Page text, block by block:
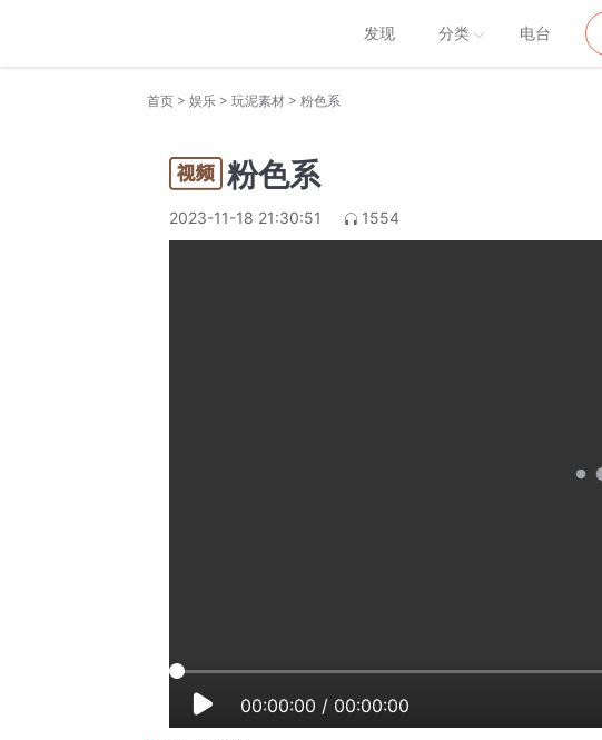
发现 分类 电台
首页 > 娱乐 > 玩泥素材 > 粉色系
粉色系
2023-11-18 21:30:51 1554
00:00:00 / 00:00:00